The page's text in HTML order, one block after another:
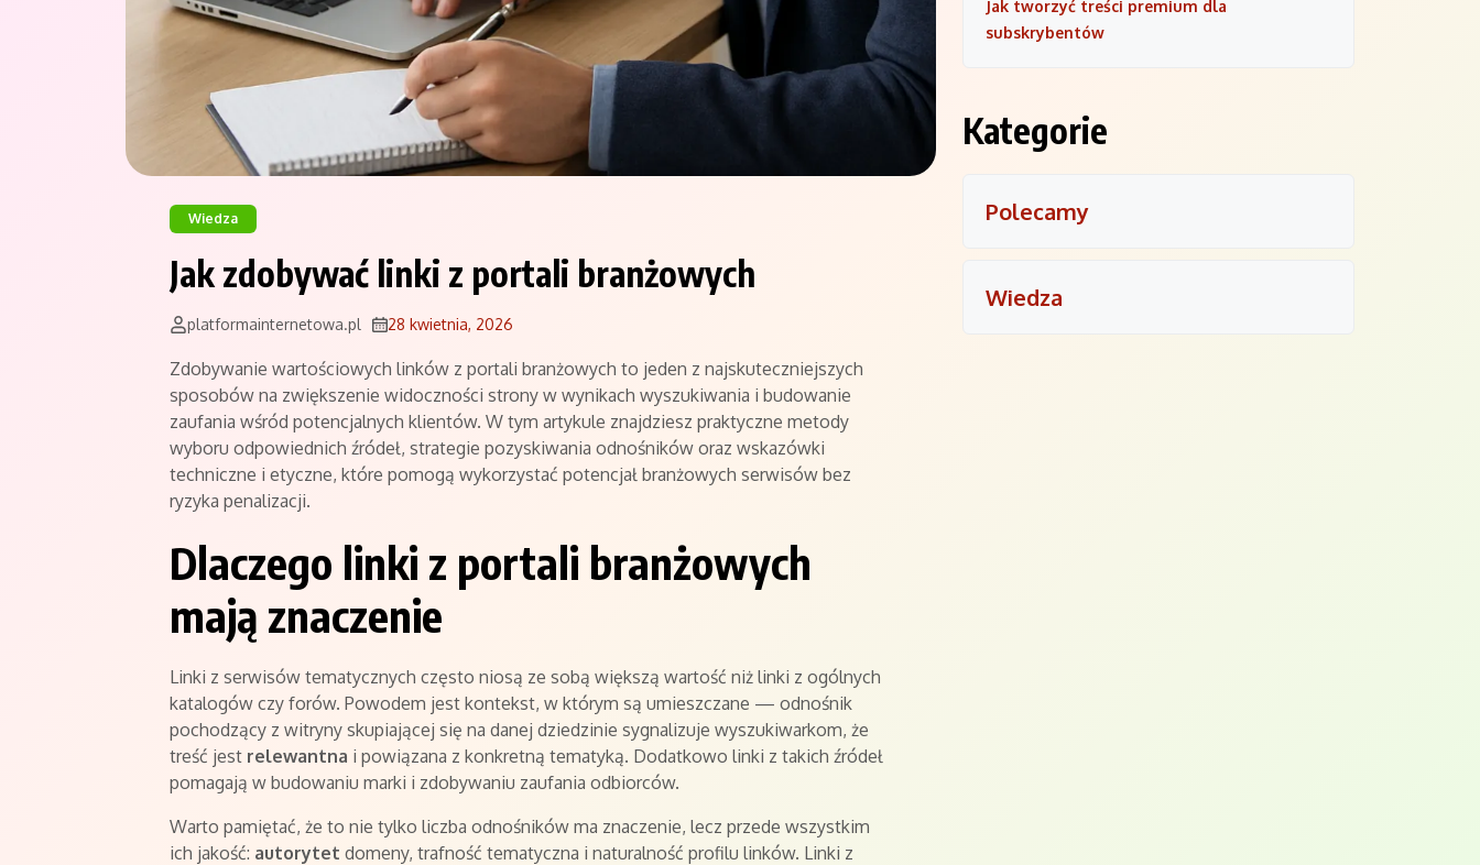
Wiedza
Jak zdobywać linki z portali branżowych
platformainternetowa.pl 28 kwietnia, 2026
Zdobywanie wartościowych linków z portali branżowych to jeden z najskuteczniejszych
sposobów na zwiększenie widoczności strony w wynikach wyszukiwania i budowanie
zaufania wśród potencjalnych klientów. W tym artykule znajdziesz praktyczne metody
wyboru odpowiednich źródeł, strategie pozyskiwania odnośników oraz wskazówki
techniczne i etyczne, które pomogą wykorzystać potencjał branżowych serwisów bez
ryzyka penalizacji.
Dlaczego linki z portali branżowych
mają znaczenie
Linki z serwisów tematycznych często niosą ze sobą większą wartość niż linki z ogólnych
katalogów czy forów. Powodem jest kontekst, w którym są umieszczane — odnośnik
pochodzący z witryny skupiającej się na danej dziedzinie sygnalizuje wyszukiwarkom, że
treść jest relewantna i powiązana z konkretną tematyką. Dodatkowo linki z takich źródeł
pomagają w budowaniu marki i zdobywaniu zaufania odbiorców.
Warto pamiętać, że to nie tylko liczba odnośników ma znaczenie, lecz przede wszystkim
ich jakość: autorytet domeny, trafność tematyczna i naturalność profilu linków. Linki z
Jak tworzyć treści premium dla
subskrybentów
Kategorie
Polecamy
Wiedza